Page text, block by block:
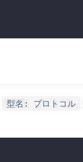
型名: プロトコル